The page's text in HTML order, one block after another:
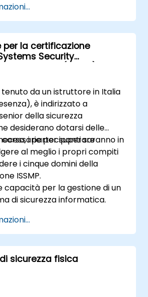
nel settore finanziario.
l’ambito legale riguardante
gli elementi costitutivi della
le norme e le disposizioni
pratiche
tecniche di interrogatorio e
dati.
ed implementare
efficaci per prevenire e
le frodi all’interno delle
e conoscenze utili per
successo l’esame di
Frodi Certificato (CFE).
per la certificazione
Security
(ISSMP)
da un istruttore in Italia
è indirizzato a
della sicurezza
desiderano dotarsi delle
per superare
al meglio i propri compiti
i partecipanti saranno in
i cinque domini della
ISSMP.
capacità per la gestione di un
di sicurezza informatica.
una governance della
solida comprensione della
rischi, della risposta agli
sicurezza fisica